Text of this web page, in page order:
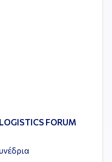
FORUM